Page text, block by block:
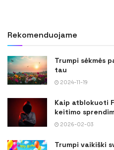
Rekomenduojame
Trumpi sėkmės
tau
2024-11-19
Kaip atblokuoti
keitimo
2026-02-03
Trumpi vaikiški